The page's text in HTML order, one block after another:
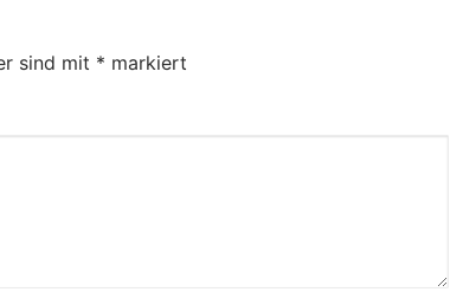
sind mit * markiert